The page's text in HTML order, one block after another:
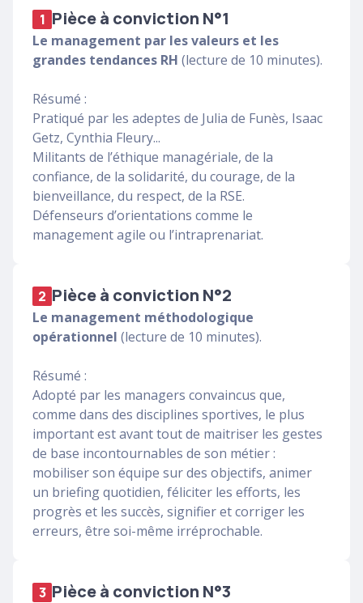
1 Pièce à conviction N°1
Le management par les valeurs et les
grandes tendances RH (lecture de 10 minutes).
Résumé :
Pratiqué par les adeptes de Julia de Funès, Isaac
Getz, Cynthia Fleury...
Militants de l’éthique managériale, de la
confiance, de la solidarité, du courage, de la
bienveillance, du respect, de la RSE.
Défenseurs d’orientations comme le
management agile ou l’intraprenariat.
2 Pièce à conviction N°2
Le management méthodologique
opérationnel (lecture de 10 minutes).
Résumé :
Adopté par les managers convaincus que,
comme dans des disciplines sportives, le plus
important est avant tout de maitriser les gestes
de base incontournables de son métier :
mobiliser son équipe sur des objectifs, animer
un briefing quotidien, féliciter les efforts, les
progrès et les succès, signifier et corriger les
erreurs, être soi-même irréprochable.
3 Pièce à conviction N°3